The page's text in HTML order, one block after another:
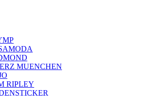
MUENCHEN
RIPLEY